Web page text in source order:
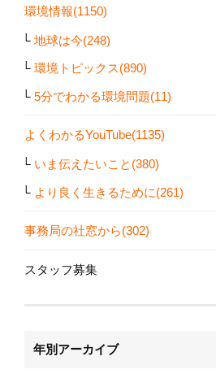
環境情報(1150)
地球は今(248)
環境トピックス(890)
5分でわかる環境問題(11)
よくわかるYouTube(1135)
いま伝えたいこと(380)
より良く生きるために(261)
事務局の社窓から(302)
スタッフ募集
年別アーカイブ